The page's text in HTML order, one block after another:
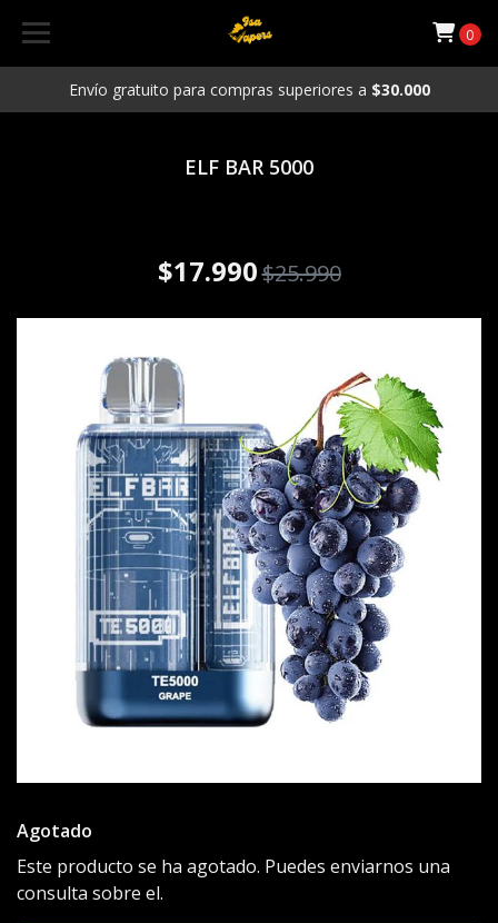
Envío gratuito para compras superiores a $30.000
0
ELF BAR 5000
$17.990$25.990
Agotado
Este producto se ha agotado. Puedes enviarnos una
consulta sobre el.